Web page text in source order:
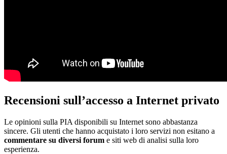
Recensioni sull’accesso a Internet privato
Le opinioni sulla PIA disponibili su Internet sono abbastanza
sincere. Gli utenti che hanno acquistato i loro servizi non esitano a
commentare su diversi forum e siti web di analisi sulla loro
esperienza.